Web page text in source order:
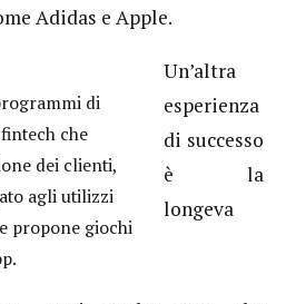
Adidas e Apple.
di
che
dei clienti,
agli utilizzi
propone giochi
Un’altra
esperienza
di successo
è la
longeva